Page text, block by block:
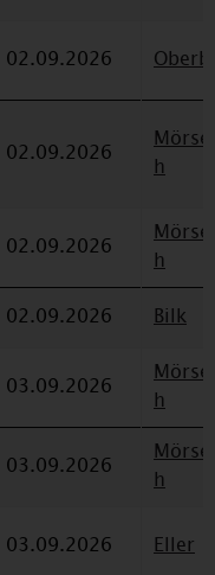
02.09.2026
02.09.2026
h
02.09.2026
h
02.09.2026
Bilk
03.09.2026
h
03.09.2026
h
03.09.2026 Eller